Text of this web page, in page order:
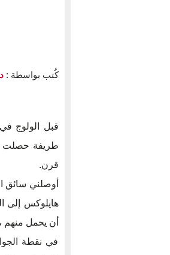
كُتب بواسطة :
قبل الولوج
طريفة حصلت
قرن.
أوصلني سائق
هايلوكس إلى
أن يحمل منهم
في نقطة